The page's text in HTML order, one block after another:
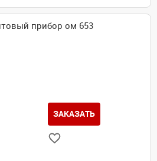
прибор ом 653
ЗАКАЗАТЬ